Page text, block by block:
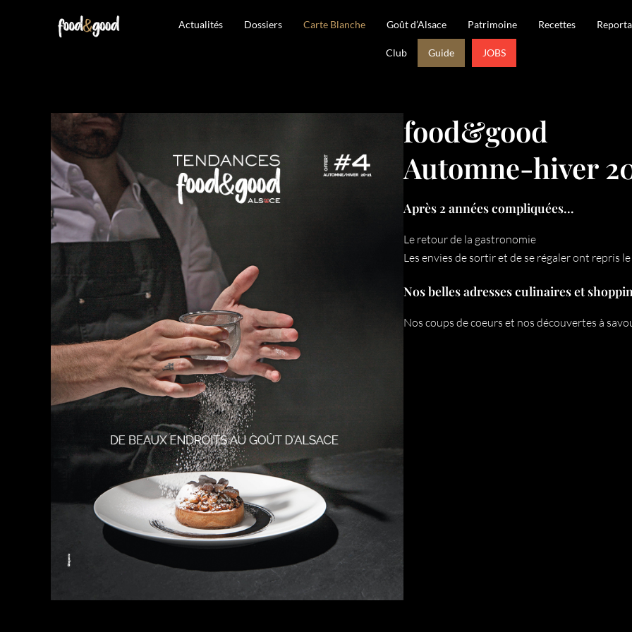
Actualités Dossiers Carte Blanche Goût d’Alsace Patrimoine Recettes
Club Guide JOBS
food&good
Automne-hiver
Après 2 années compliquées…
Le retour de la gastronomie
Les envies de sortir et de se régaler ont repris
Nos belles adresses culinaires et
Nos coups de coeurs et nos découvertes à